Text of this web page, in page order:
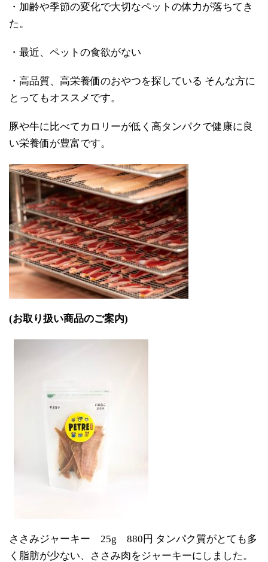
・加齢や季節の変化で大切なペットの体力が落ちてき
た。
・最近、ペットの食欲がない
・高品質、高栄養価のおやつを探している そんな方に
とってもオススメです。
豚や牛に比べてカロリーが低く高タンパクで健康に良
い栄養価が豊富です。
(お取り扱い商品のご案内)
ささみジャーキー 25g 880円 タンパク質がとても多
く脂肪が少ない、ささみ肉をジャーキーにしました。